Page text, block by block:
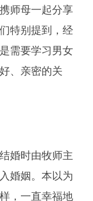
师母一起分享
特别提到，经
需要学习男女
、亲密的关
婚时由牧师主
婚姻。本以为
，一直幸福地